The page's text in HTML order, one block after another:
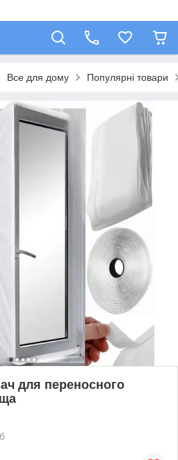
Все для дому Популярні товари
для переносного